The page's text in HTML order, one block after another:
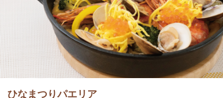
ひなまつりパエリア